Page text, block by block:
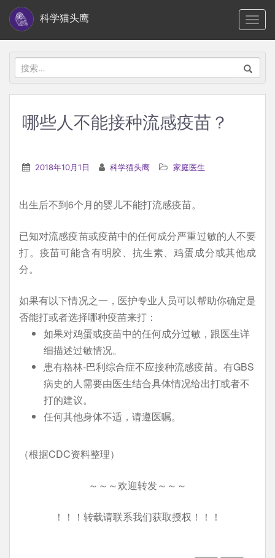
i
科学猫头鹰
搜
索：
哪些人不能接种流感疫苗？
2018年10月1日 科学猫头鹰 家庭医生
出生后不到6个月的婴儿不能打流感疫苗。
已知对流感疫苗或疫苗中的任何成分严重过敏的人不要
打。疫苗可能含有明胶、抗生素、鸡蛋成分或其他成
分。
如果有以下情况之一，医护专业人员可以帮助你确定是
否能打或者选择哪种疫苗来打：
如果对鸡蛋或疫苗中的任何成分过敏，跟医生详
细描述过敏情况。
患有格林-巴利综合症不应接种流感疫苗。有GBS
病史的人需要由医生结合具体情况给出打或者不
打的建议。
任何其他身体不适，请遵医嘱。
（根据CDC资料整理）
～～～欢迎转发～～～
！！！转载请联系我们获取授权！！！